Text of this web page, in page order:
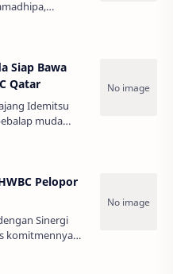
melesat cepat di
bisa
Siap Bawa
Berjaya di IATC Qatar
Idemitsu
muda
optimis dan
balapan akhir
Pelopor
Sinergi
komitmennya
aman
Edukasi